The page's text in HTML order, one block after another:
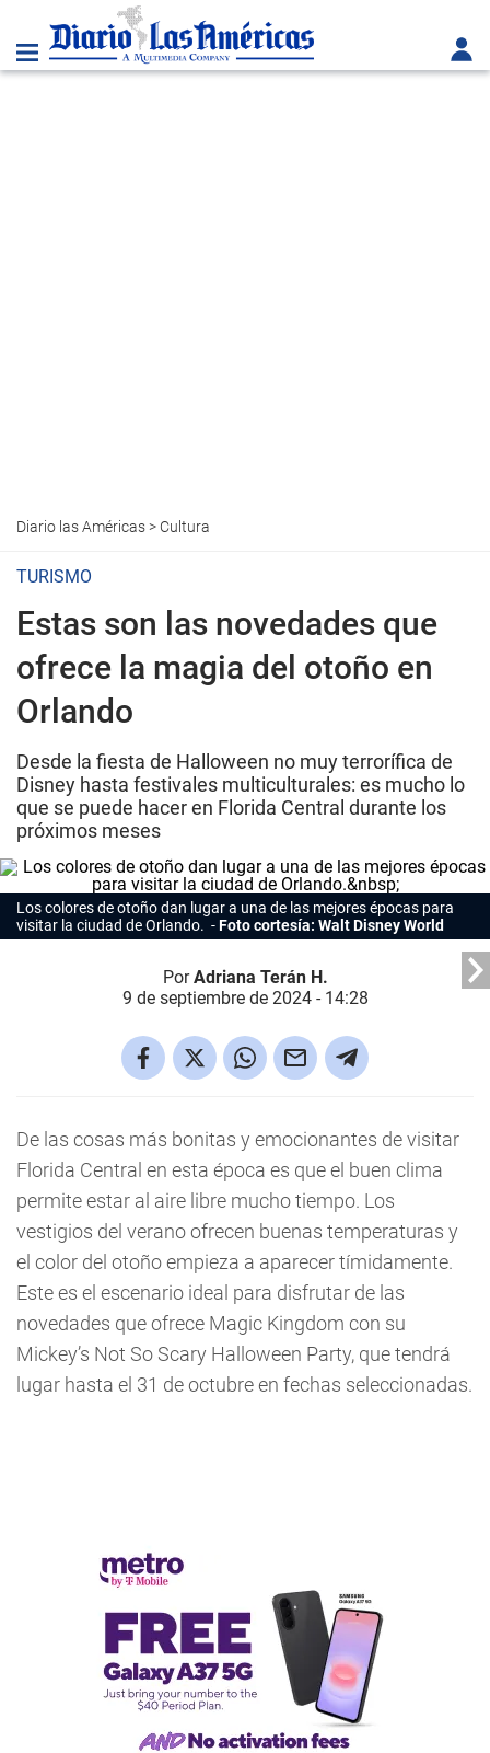
Diario las Américas> Cultura
TURISMO
Estas son las novedades que
ofrece la magia del otoño en
Orlando
Desde la fiesta de Halloween no muy terrorífica de
Disney hasta festivales multiculturales: es mucho lo
que se puede hacer en Florida Central durante los
próximos meses
Los colores de otoño dan lugar a una de las mejores épocas para
visitar la ciudad de Orlando.
Foto cortesía: Walt Disney World
PorAdriana Terán H.
9 de septiembre de 2024 - 14:28
De las cosas más bonitas y emocionantes de visitar
Florida Central en esta época es que el buen clima
permite estar al aire libre mucho tiempo. Los
vestigios del verano ofrecen buenas temperaturas y
el color del otoño empieza a aparecer tímidamente.
Este es el escenario ideal para disfrutar de las
novedades que ofrece Magic Kingdom con su
Mickey’s Not So Scary Halloween Party, que tendrá
lugar hasta el 31 de octubre en fechas seleccionadas.